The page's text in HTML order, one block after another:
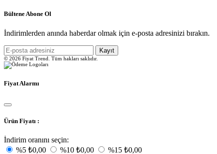
Bültene Abone Ol
İndirimlerden anında haberdar olmak için e-posta adresinizi bırakın.
Kayıt
© 2026 Fiyat Trend. Tüm hakları saklıdır.
Fiyat Alarmı
Ürün Fiyatı :
İndirim oranını seçin:
%5 ₺0,00 %10 ₺0,00 %15 ₺0,00